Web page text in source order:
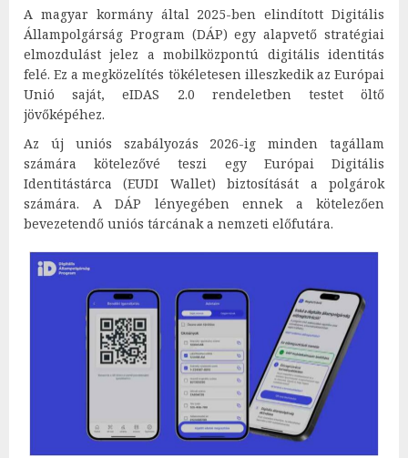
A magyar kormány által 2025-ben elindított Digitális
Állampolgárság Program (DÁP) egy alapvető stratégiai
elmozdulást jelez a mobilközpontú digitális identitás
felé. Ez a megközelítés tökéletesen illeszkedik az Európai
Unió saját, eIDAS 2.0 rendeletben testet öltő
jövőképéhez.
Az új uniós szabályozás 2026-ig minden tagállam
számára kötelezővé teszi egy Európai Digitális
Identitástárca (EUDI Wallet) biztosítását a polgárok
számára. A DÁP lényegében ennek a kötelezően
bevezetendő uniós tárcának a nemzeti előfutára.